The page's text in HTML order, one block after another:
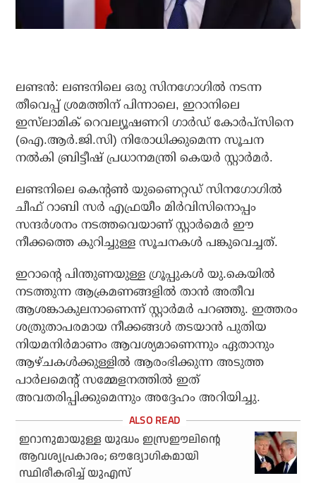
ലണ്ടന്‍: ലണ്ടനിലെ ഒരു സിനഗോഗില്‍ നടന്ന
തീവെപ്പ് ശ്രമത്തിന് പിന്നാലെ, ഇറാനിലെ
ഇസ്‌ലാമിക് റെവല്യൂഷണറി ഗാര്‍ഡ് കോര്‍പ്‌സിനെ
(ഐ.ആര്‍.ജി.സി) നിരോധിക്കുമെന്ന സൂചന
നല്‍കി ബ്രിട്ടീഷ് പ്രധാനമന്ത്രി കെയര്‍ സ്റ്റാര്‍മര്‍.
ലണ്ടനിലെ കെന്റണ്‍ യുണൈറ്റഡ് സിനഗോഗില്‍
ചീഫ് റാബി സര്‍ എഫ്രയീം മിര്‍വിസിനൊപ്പം
സന്ദര്‍ശനം നടത്തവെയാണ് സ്റ്റാര്‍മെര്‍ ഈ
നീക്കത്തെ കുറിച്ചുള്ള സൂചനകള്‍ പങ്കുവെച്ചത്.
ഇറാന്റെ പിന്തുണയുള്ള ഗ്രൂപ്പുകള്‍ യു.കെയില്‍
നടത്തുന്ന ആക്രമണങ്ങളില്‍ താന്‍ അതീവ
ആശങ്കാകുലനാണെന്ന് സ്റ്റാര്‍മര്‍ പറഞ്ഞു. ഇത്തരം
ശത്രുതാപരമായ നീക്കങ്ങള്‍ തടയാന്‍ പുതിയ
നിയമനിര്‍മാണം ആവശ്യമാണെന്നും ഏതാനും
ആഴ്ചകള്‍ക്കുള്ളില്‍ ആരംഭിക്കുന്ന അടുത്ത
പാര്‍ലമെന്റ് സമ്മേളനത്തില്‍ ഇത്
അവതരിപ്പിക്കുമെന്നും അദ്ദേഹം അറിയിച്ചു.
ഇറാനുമായുള്ള യുദ്ധം ഇസ്രഈലിന്റെ
ആവശ്യപ്രകാരം; ഔദ്യോഗികമായി
സ്ഥിരീകരിച്ച് യുഎസ്